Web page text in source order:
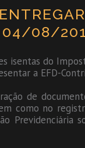
04/08/
isentas do
a EFD-
de
como no
Previdenciária